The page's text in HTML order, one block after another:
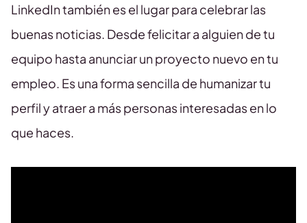
LinkedIn también es el lugar para celebrar las
buenas noticias. Desde felicitar a alguien de tu
equipo hasta anunciar un proyecto nuevo en tu
empleo. Es una forma sencilla de humanizar tu
perfil y atraer a más personas interesadas en lo
que haces.